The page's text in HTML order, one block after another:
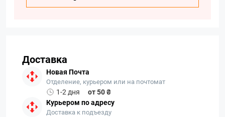
Доставка
Новая Почта
Отделение, курьером или на почтомат
1-2 дня
от 50 ₴
Курьером по адресу
Доставка к подъезду